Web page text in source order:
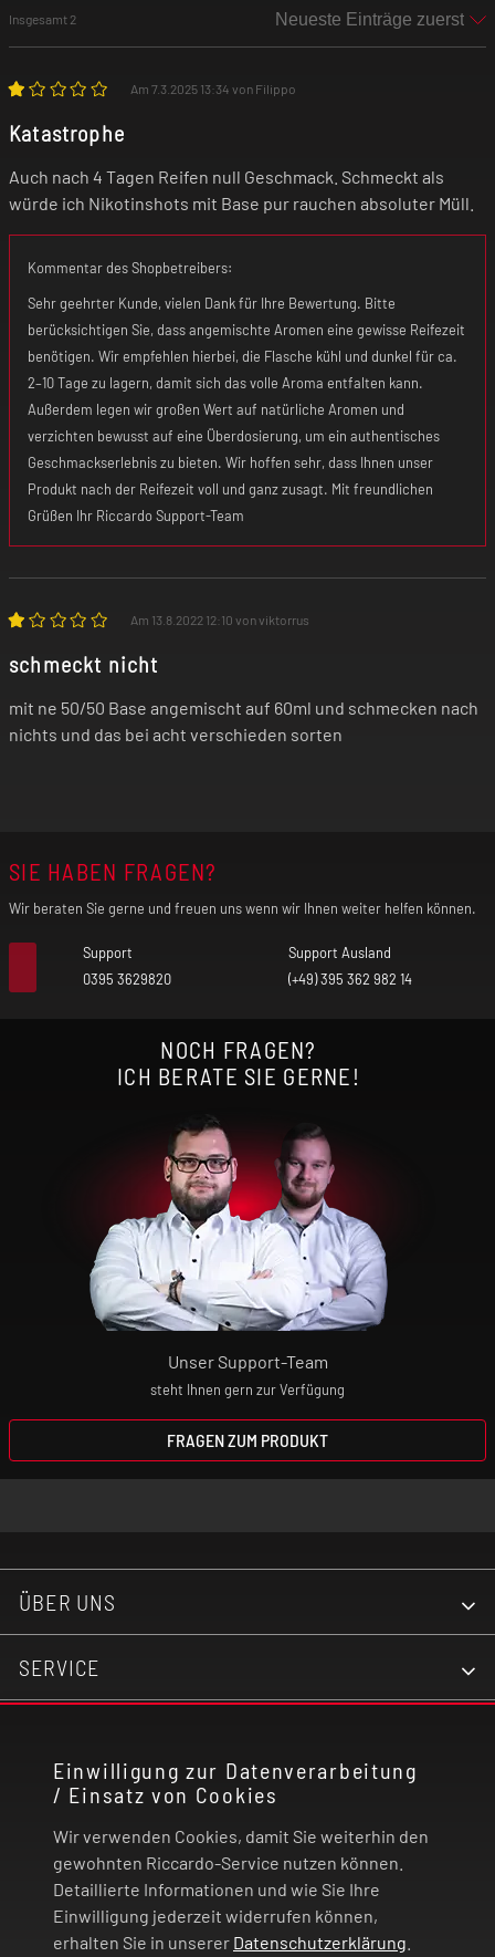
Einwilligung zur Datenverarbeitung
/ Einsatz von Cookies
Wir verwenden Cookies, damit Sie weiterhin den
gewohnten Riccardo-Service nutzen können.
Detaillierte Informationen und wie Sie Ihre
Einwilligung jederzeit widerrufen können,
erhalten Sie in unserer Datenschutzerklärung
Insgesamt 2
Am 7.3.2025 13:34 von Filippo
Katastrophe
Auch nach 4 Tagen Reifen null Geschmack. Schmeckt als
würde ich Nikotinshots mit Base pur rauchen absoluter Müll.
Kommentar des Shopbetreibers:
Sehr geehrter Kunde, vielen Dank für Ihre Bewertung. Bitte
berücksichtigen Sie, dass angemischte Aromen eine gewisse Reifezeit
benötigen. Wir empfehlen hierbei, die Flasche kühl und dunkel für ca.
2–10 Tage zu lagern, damit sich das volle Aroma entfalten kann.
Außerdem legen wir großen Wert auf natürliche Aromen und
verzichten bewusst auf eine Überdosierung, um ein authentisches
Geschmackserlebnis zu bieten. Wir hoffen sehr, dass Ihnen unser
Produkt nach der Reifezeit voll und ganz zusagt. Mit freundlichen
Grüßen Ihr Riccardo Support-Team
Am 13.8.2022 12:10 von viktorrus
schmeckt nicht
mit ne 50/50 Base angemischt auf 60ml und schmecken nach
nichts und das bei acht verschieden sorten
SIE HABEN FRAGEN?
Wir beraten Sie gerne und freuen uns wenn wir Ihnen weiter helfen können.
Support
0395 3629820
Support Ausland
(+49) 395 362 982 14
NOCH FRAGEN?
ICH BERATE SIE GERNE!
Unser Support-Team
steht Ihnen gern zur Verfügung
FRAGEN ZUM PRODUKT
ÜBER UNS
SERVICE
RECHTLICHES
ZAHLUNG UND VERSAND
VERTRAG WIDERRUFEN